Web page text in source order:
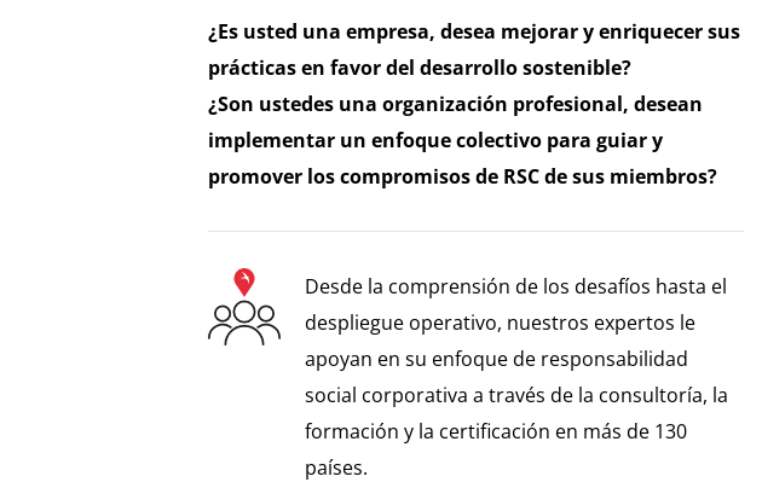
¿Es usted una empresa, desea mejorar y enriquecer sus
prácticas en favor del desarrollo sostenible?
¿Son ustedes una organización profesional, desean
implementar un enfoque colectivo para guiar y
promover los compromisos de RSC de sus miembros?
Desde la comprensión de los desafíos hasta el
despliegue operativo, nuestros expertos le
apoyan en su enfoque de responsabilidad
social corporativa a través de la consultoría, la
formación y la certificación en más de 130
países.